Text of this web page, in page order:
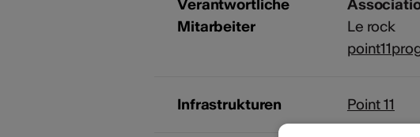
Verantwortliche
Mitarbeiter
Le rock
Infrastrukturen Point 11